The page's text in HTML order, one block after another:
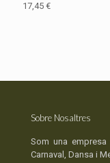
17,45 €
Sobre Nosaltres
Som una
Carnaval, Dansa i